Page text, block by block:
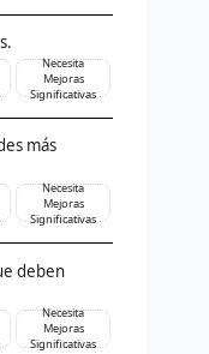
Necesita
Mejoras
Significativas
más
Necesita
Mejoras
Significativas
deben
Necesita
Mejoras
Significativas